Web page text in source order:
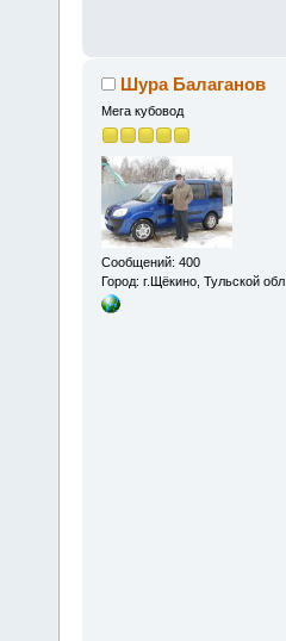
Шура Балаганов
Мега кубовод
Сообщений: 400
Город: г.Щёкино, Тульской обл.